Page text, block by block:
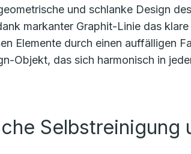
und schlanke Design
markanter Graphit-Linie das
Elemente durch einen auffälligen
Objekt, das sich harmonisch in
Selbstreinigung